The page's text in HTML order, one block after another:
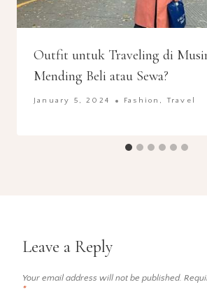
Outfit untuk Traveling di
Mending Beli atau Sewa?
January 5, 2024 Fashion ,Travel
Leave a Reply
Your email address will not be published.
*